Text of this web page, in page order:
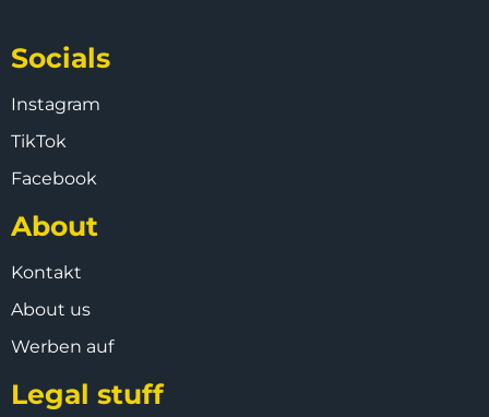
Socials
Instagram
TikTok
Facebook
About
Kontakt
About us
Werben auf
Legal stuff